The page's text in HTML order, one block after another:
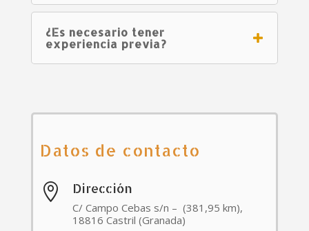
¿Es necesario tener
experiencia previa?
Datos de contacto

Dirección
C/ Campo Cebas s/n – (381,95 km),
18816 Castril (Granada)